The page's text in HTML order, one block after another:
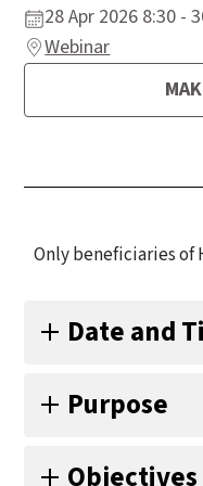
Date and
Τρίτη 28/04/2026
Τετάρτη 29/04/2026
Purpose
Στο σύγχρονο
Objectives
28 Apr 2026 8:30 -
Webinar
Only beneficiaries of